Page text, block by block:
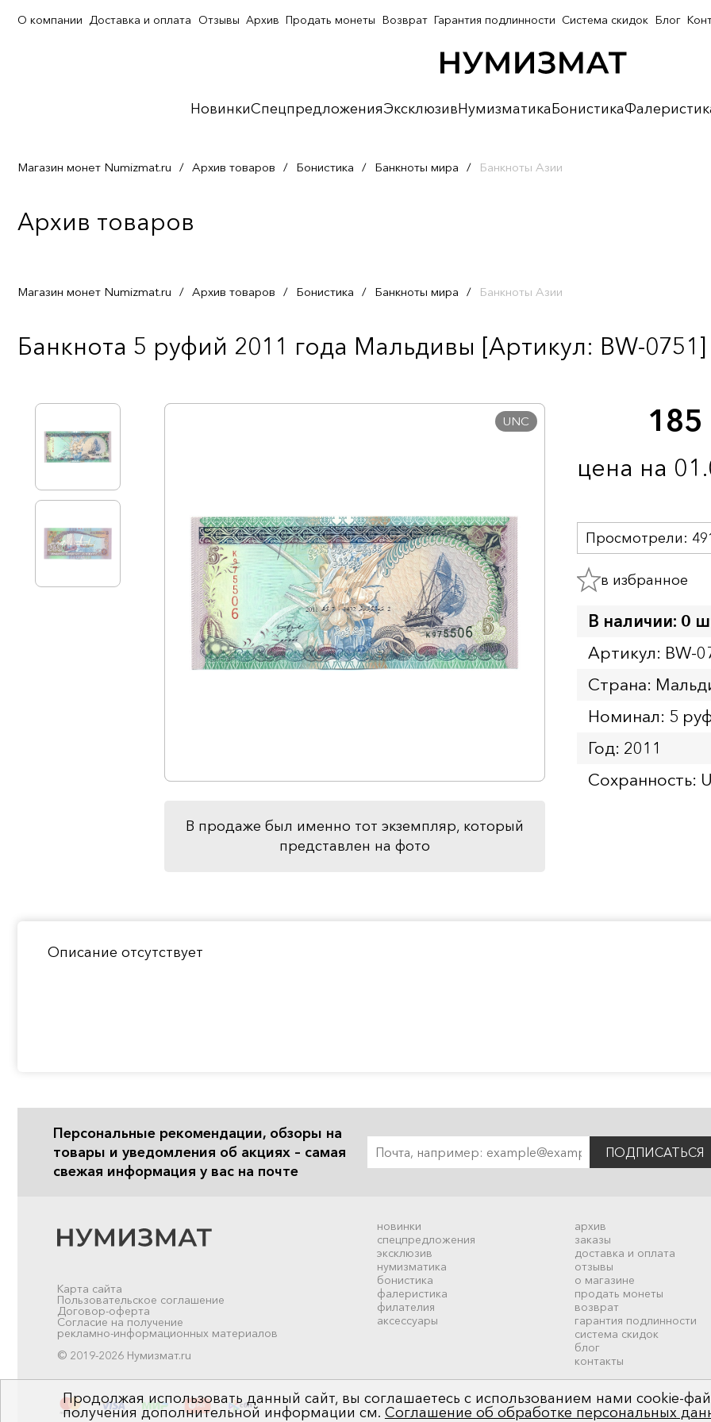
НовинкиСпецпредложенияЭксклюзивНумизматикаБонистика
О компании Доставка и оплата Отзывы Архив Продать монеты Возврат Гарантия подлинности Система скидок Блог
Магазин монет Numizmat.ru / Архив товаров / Бонистика / Банкноты мира / Банкноты Азии
Архив товаров
Магазин монет Numizmat.ru / Архив товаров / Бонистика / Банкноты мира / Банкноты Азии
Банкнота 5 руфий 2011 года Мальдивы [Артикул: BW-0751]
UNC
В продаже был именно тот экземпляр, который
представлен на фото
185
цена на
Просмотрели:
в избранное
В наличии: 0
Артикул: BW-
Страна:
Номинал: 5
Год: 2011
Сохранность:
Описание отсутствует
Персональные рекомендации, обзоры на
товары и уведомления об акциях – самая
свежая информация у вас на почте
ПОДПИСАТЬСЯ
новинки
спецпредложения
эксклюзив
нумизматика
бонистика
фалеристика
филателия
аксессуары
архив
заказы
доставка и оплата
отзывы
о магазине
продать монеты
возврат
гарантия подлинности
система скидок
блог
контакты
Карта сайта
Пользовательское соглашение
Договор-оферта
Согласие на получение
рекламно-информационных материалов
© 2019-2026 Нумизмат.ru
Продолжая использовать данный сайт, вы соглашаетесь с использованием нами cookie-
получения дополнительной информации см. Соглашение об обработке персональных